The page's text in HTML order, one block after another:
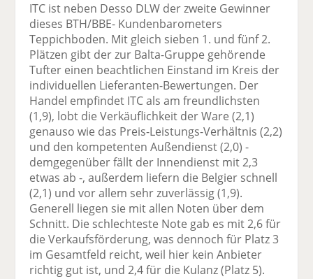
ITC ist neben Desso DLW der zweite Gewinner
dieses BTH/BBE- Kundenbarometers
Teppichboden. Mit gleich sieben 1. und fünf 2.
Plätzen gibt der zur Balta-Gruppe gehörende
Tufter einen beachtlichen Einstand im Kreis der
individuellen Lieferanten-Bewertungen. Der
Handel empfindet ITC als am freundlichsten
(1,9), lobt die Verkäuflichkeit der Ware (2,1)
genauso wie das Preis-Leistungs-Verhältnis (2,2)
und den kompetenten Außendienst (2,0) -
demgegenüber fällt der Innendienst mit 2,3
etwas ab -, außerdem liefern die Belgier schnell
(2,1) und vor allem sehr zuverlässig (1,9).
Generell liegen sie mit allen Noten über dem
Schnitt. Die schlechteste Note gab es mit 2,6 für
die Verkaufsförderung, was dennoch für Platz 3
im Gesamtfeld reicht, weil hier kein Anbieter
richtig gut ist, und 2,4 für die Kulanz (Platz 5).